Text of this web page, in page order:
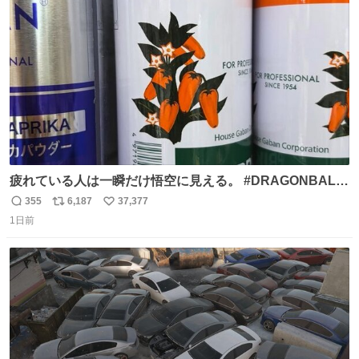
ト
数
疲れている人は一瞬だけ悟空に見える。 #DRAGONBALL
#ドラゴンボール
返
信
355
リ
ト
数
6,187
い
数
37,377
1日前